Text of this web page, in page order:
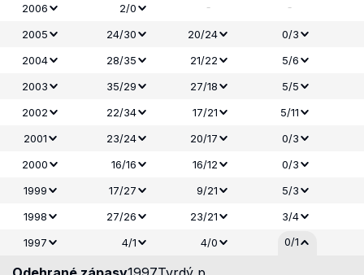
2006 2/0 - -
2005 24/30 20/24
0/3
2004
28/35 21/22 5/6
2003
35/29 27/18 5/5
2002
22/34 17/21
5/11
2001
23/24 20/17 0/3
2000
16/16 16/12
0/3
1999
17/27 9/21 5/3
1998
27/26 23/21
3/4
1997
4/1 4/0 0/1